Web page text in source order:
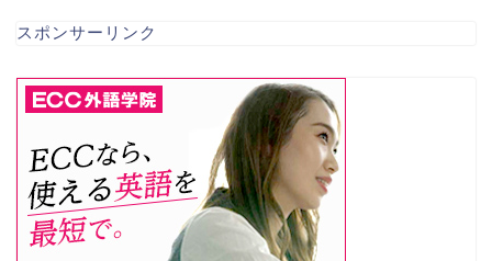
スポンサーリンク